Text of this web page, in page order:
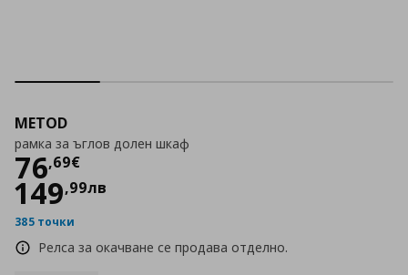
METOD
рамка за ъглов долен шкаф
76,69€
Цена
149,99лв
385 точки
Релса за окачване се продава отделно.